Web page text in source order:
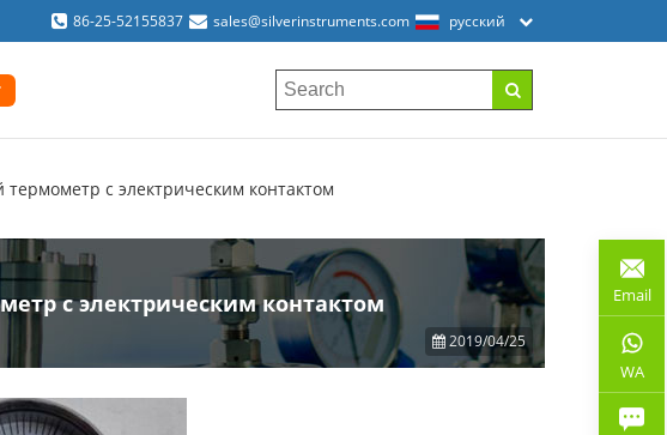
86-25-52155837 sales@silverinstruments.com русский
с электрическим контактом
с электрическим контактом
2019/04/25
Email
WA